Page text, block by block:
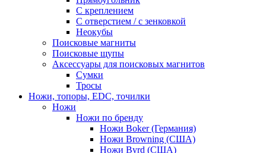
С креплением
С отверстием / с зенковкой
Неокубы
Поисковые магниты
Поисковые щупы
Аксессуары для поисковых магнитов
Сумки
Тросы
Ножи, топоры, EDC, точилки
Ножи
Ножи по бренду
Ножи Boker (Германия)
Ножи Browning (США)
Ножи Byrd (США)